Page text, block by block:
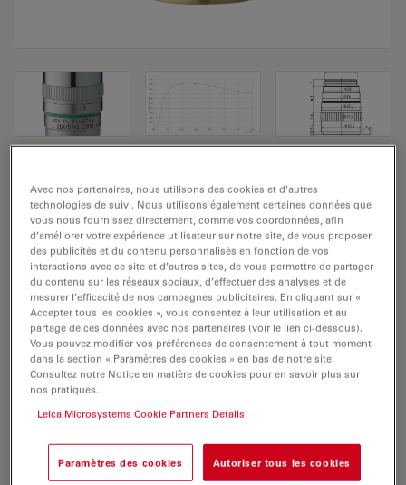
Objectif de microscope HC PL FLUOTAR L
20x/0,40 CORR
Numéro de produit: 11506242
L'objectif HC PL FLUOTAR L 20x/0,40 CORR a un
grossissement de 20x et une ouverture numérique de
0,4mm. A utiliser dans un environnement matériel
d'immersion sèche et fixé avec un filetage d'objectif
M25 ayant une distance de travail libre de 7,5-6,2 mm et
un FN de 25.
DEMANDE DE DEVIS
Avec nos partenaires, nous utilisons des cookies et d’autres
technologies de suivi. Nous utilisons également certaines données que
vous nous fournissez directement, comme vos coordonnées, afin
d’améliorer votre expérience utilisateur sur notre site, de vous proposer
des publicités et du contenu personnalisés en fonction de vos
interactions avec ce site et d’autres sites, de vous permettre de partager
du contenu sur les réseaux sociaux, d’effectuer des analyses et de
mesurer l’efficacité de nos campagnes publicitaires. En cliquant sur «
Accepter tous les cookies », vous consentez à leur utilisation et au
partage de ces données avec nos partenaires (voir le lien ci-dessous).
Vous pouvez modifier vos préférences de consentement à tout moment
dans la section « Paramètres des cookies » en bas de notre site.
Consultez notre Notice en matière de cookies pour en savoir plus sur
nos pratiques.
Leica Microsystems Cookie Partners Details
Paramètres des cookies Autoriser tous les cookies